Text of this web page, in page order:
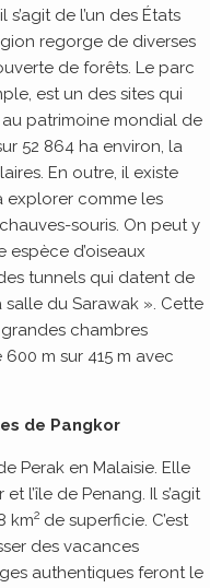
de l’un des États
regorge de diverses
de forêts. Le parc
est un des sites qui
patrimoine mondial de
52 864 ha environ, la
En outre, il existe
explorer comme les
souris. On peut y
d’oiseaux
tunnels qui datent de
du Sarawak ». Cette
chambres
m sur 415 m avec
de Pangkor
Perak en Malaisie. Elle
l’île de Penang. Il s’agit
km2 de superficie. C’est
des vacances
authentiques feront le